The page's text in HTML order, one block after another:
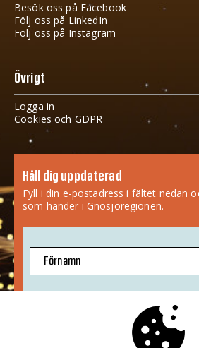
Besök oss på Facebook
Följ oss på LinkedIn
Följ oss på Instagram
Övrigt
Logga in
Cookies och GDPR
Håll dig uppdaterad
Fyll i din e-postadress i fältet nedan
som händer i Gnosjöregionen.
Förnamn